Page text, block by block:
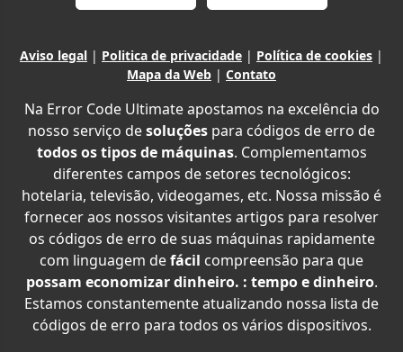
Aviso legal | Politica de privacidade | Política de cookies |
Mapa da Web | Contato
Na Error Code Ultimate apostamos na excelência do
nosso serviço desoluções para códigos de erro de
todos os tipos de máquinas. Complementamos
diferentes campos de setores tecnológicos:
hotelaria, televisão, videogames, etc. Nossa missão é
fornecer aos nossos visitantes artigos para resolver
os códigos de erro de suas máquinas rapidamente
com linguagem defácil compreensão para que
possam economizar dinheiro. : tempo e dinheiro.
Estamos constantemente atualizando nossa lista de
códigos de erro para todos os vários dispositivos.